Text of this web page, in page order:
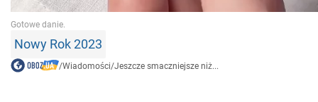
Nowy Rok 2023
/Wiadomości/Jeszcze smaczniejsze niż...